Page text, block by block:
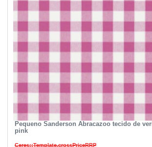
Pequeno Sanderson Abracazoo tecido de
pink
Ceres::Template.crossPriceRRP